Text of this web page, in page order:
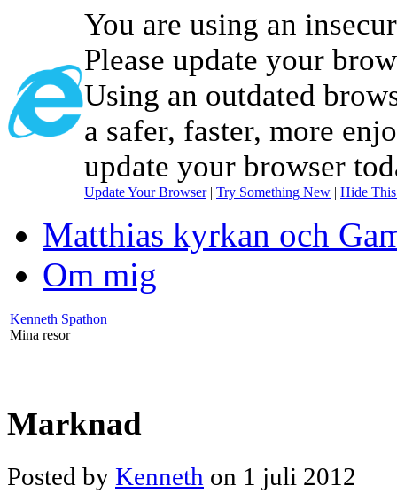
You are using an
Please update your
Using an outdated
a safer, faster, more
update your browser
Update Your Browser| Try Something New | Hide
Matthias kyrkan och
Om mig
Kenneth Spathon
Mina resor
Marknad
Posted by Kenneth on 1 juli 2012